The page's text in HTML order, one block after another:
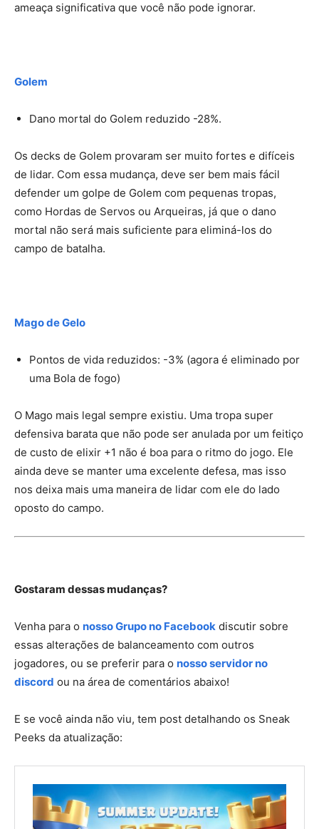
ameaça significativa que você não pode ignorar.
Golem
Dano mortal do Golem reduzido -28%.
Os decks de Golem provaram ser muito fortes e difíceis
de lidar. Com essa mudança, deve ser bem mais fácil
defender um golpe de Golem com pequenas tropas,
como Hordas de Servos ou Arqueiras, já que o dano
mortal não será mais suficiente para eliminá-los do
campo de batalha.
Mago de Gelo
Pontos de vida reduzidos: -3% (agora é eliminado por
uma Bola de fogo)
O Mago mais legal sempre existiu. Uma tropa super
defensiva barata que não pode ser anulada por um feitiço
de custo de elixir +1 não é boa para o ritmo do jogo. Ele
ainda deve se manter uma excelente defesa, mas isso
nos deixa mais uma maneira de lidar com ele do lado
oposto do campo.
Gostaram dessas mudanças?
Venha para o nosso Grupo no Facebook discutir sobre
essas alterações de balanceamento com outros
jogadores, ou se preferir para o nosso servidor no
discord ou na área de comentários abaixo!
E se você ainda não viu, tem post detalhando os Sneak
Peeks da atualização: